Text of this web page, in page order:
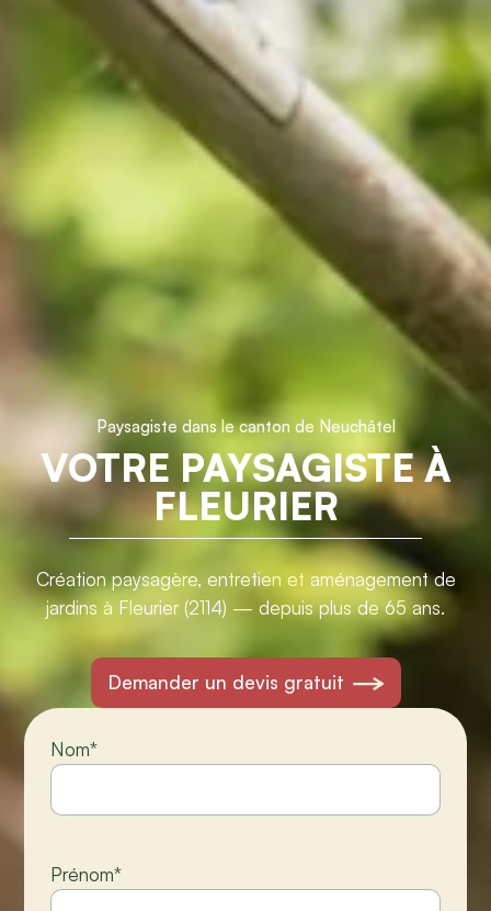
Paysagiste dans le canton de Neuchâtel
VOTRE PAYSAGISTE À
FLEURIER
Création paysagère, entretien et aménagement de
jardins à Fleurier (2114) — depuis plus de 65 ans.
Demander un devis gratuit
Nom*
Prénom*